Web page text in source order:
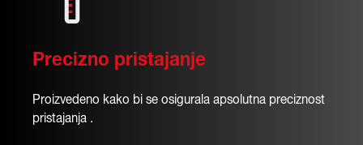
Precizno pristajanje
Proizvedeno kako bi se osigurala apsolutna preciznost
pristajanja .